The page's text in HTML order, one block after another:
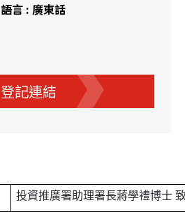
語言 : 廣東話
登記連結
投資推廣署助理署長蔣學禮博士